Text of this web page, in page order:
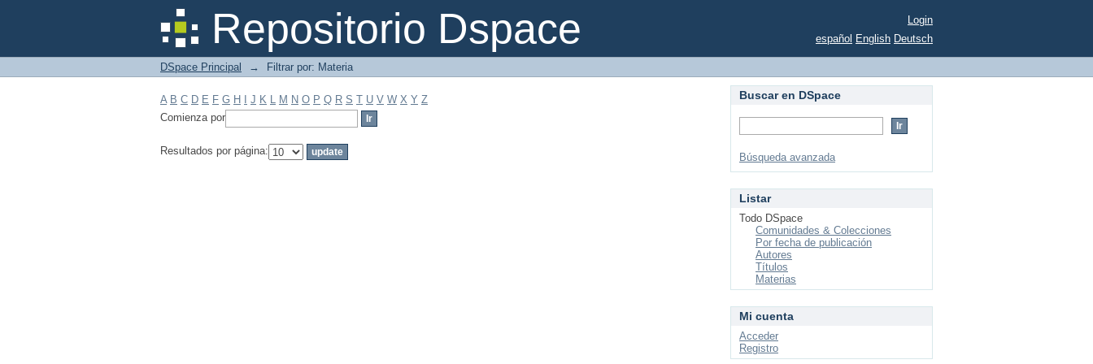
Repositorio Dspace
Filtrar por: Materia
Login
español English Deutsch
DSpace Principal → Filtrar por: Materia
A B C D E F G H J K L M N O P Q R S T U V W X Y Z
Comienza por
Resultados por página:
Buscar en DSpace
Búsqueda avanzada
Listar
Todo DSpace
Comunidades & Colecciones
Por fecha de publicación
Autores
Títulos
Materias
Mi cuenta
Acceder
Registro